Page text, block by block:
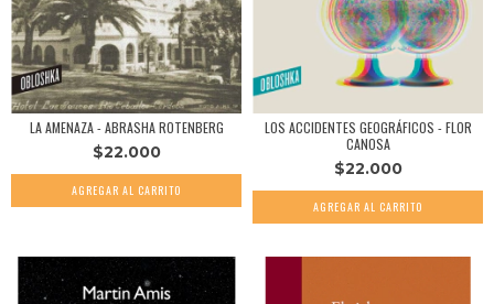
LA AMENAZA - ABRASHA ROTENBERG
$22.000
LOS ACCIDENTES GEOGRÁFICOS - FLOR
CANOSA
$22.000